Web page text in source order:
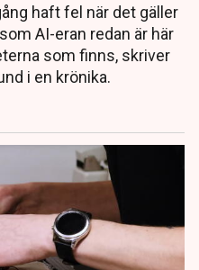
haft fel när det gäller
AI-eran redan är här
som finns, skriver
i en krönika.